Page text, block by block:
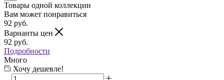
Товары одной коллекции
Вам может понравиться
92 руб.
Варианты цен
92 руб.
Подробности
Много
Хочу дешевле!